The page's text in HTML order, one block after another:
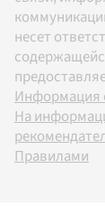
несет
Информация
На
Правилами